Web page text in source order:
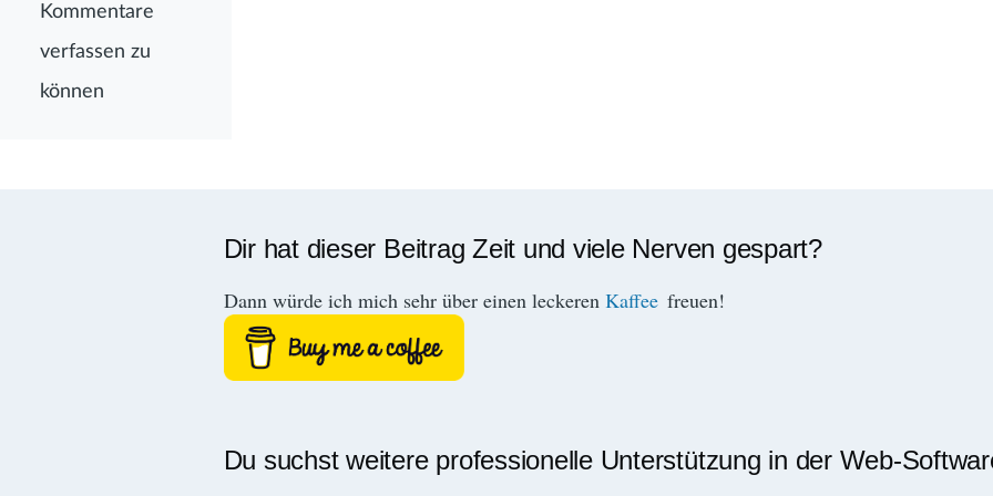
Kommentare
verfassen zu
können
Dir hat dieser Beitrag Zeit und viele Nerven gespart?
Dann würde ich mich sehr über einen leckeren Kaffee freuen!
Du suchst weitere professionelle Unterstützung in der Web-